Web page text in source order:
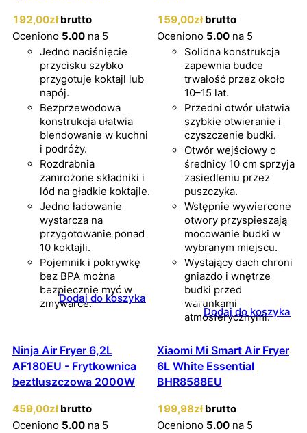
192,00zł brutto
Oceniono 5.00 na 5
Jedno naciśnięcie
przycisku szybko
przygotuje koktajl lub
napój.
Bezprzewodowa
konstrukcja ułatwia
blendowanie w kuchni
i podróży.
Rozdrabnia
zamrożone składniki i
lód na gładkie koktajle.
Jedno ładowanie
wystarcza na
przygotowanie ponad
10 koktajli.
Pojemnik i pokrywkę
bez BPA można
bezpiecznie myć w
zmywarce.
Dodaj do koszyka
159,00zł brutto
Oceniono 5.00 na 5
Solidna konstrukcja
zapewnia budce
trwałość przez około
10–15 lat.
Przedni otwór ułatwia
szybkie otwieranie i
czyszczenie budki.
Otwór wejściowy o
średnicy 10 cm sprzyja
zasiedleniu przez
puszczyka.
Wstępnie wywiercone
otwory przyspieszają
mocowanie budki w
wybranym miejscu.
Wystający dach chroni
gniazdo i wnętrze
budki przed
warunkami
atmosferycznymi.
Dodaj do koszyka
Ninja Air Fryer 6,2L
AF180EU - Frytkownica
beztłuszczowa 2000W
459,00zł brutto
Oceniono 5.00 na 5
Xiaomi Mi Smart Air Fryer
6L White Essential
BHR8588EU
199,98zł brutto
Oceniono 5.00 na 5